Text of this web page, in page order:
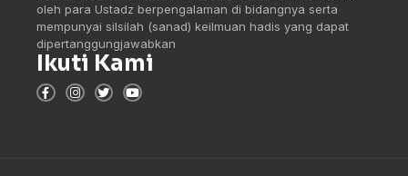
oleh para Ustadz berpengalaman di bidangnya serta
mempunyai silsilah (sanad) keilmuan hadis yang dapat
dipertanggungjawabkan
Ikuti Kami